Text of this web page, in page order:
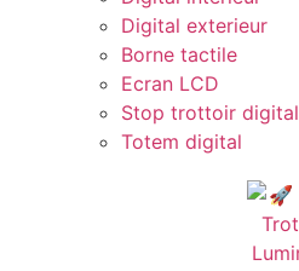
Digital exterieur
Borne tactile
Ecran LCD
Stop trottoir digital
Totem digital